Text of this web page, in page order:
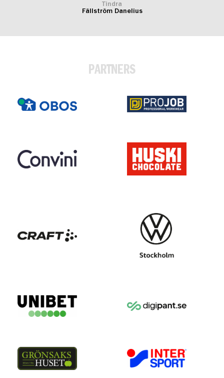
Tindra
Fällström Danelius
PARTNERS